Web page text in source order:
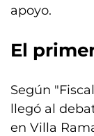
apoyo.
El
Según
llegó al
en Villa